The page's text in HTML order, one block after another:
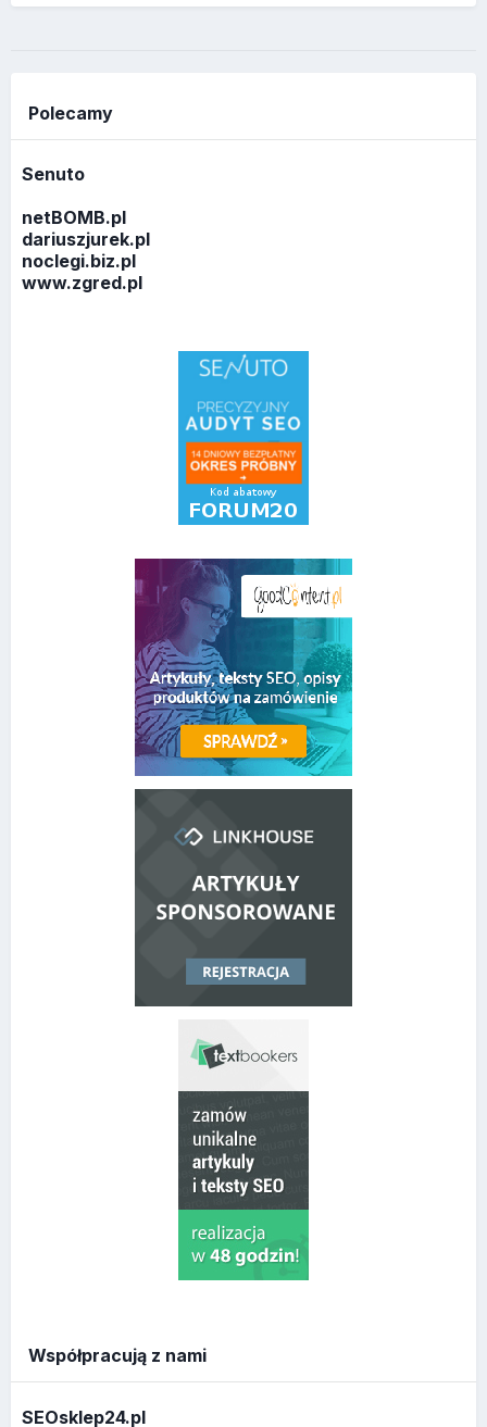
Polecamy
Senuto
netBOMB.pl
dariuszjurek.pl
noclegi.biz.pl
www.zgred.pl
Współpracują z nami
SEOsklep24.pl